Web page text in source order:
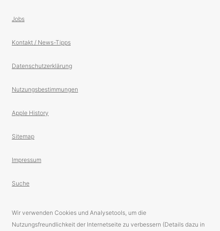
Jobs
Kontakt / News-Tipps
Datenschutzerklärung
Nutzungsbestimmungen
Apple History
Sitemap
Impressum
Suche
Wir verwenden Cookies und Analysetools, um die
Nutzungsfreundlichkeit der Internetseite zu verbessern (Details dazu in